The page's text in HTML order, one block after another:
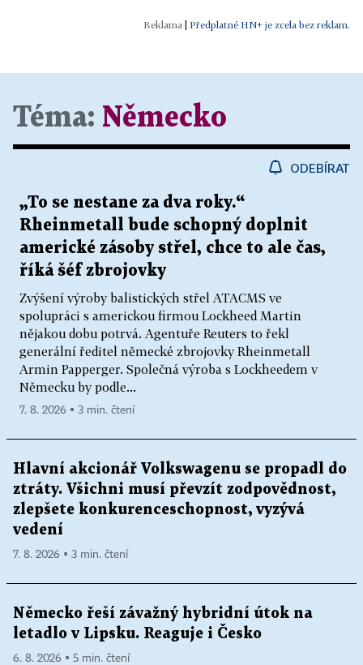
Předplatné HN+ je zcela bez reklam.
Téma: Německo
ODEBÍRAT
„To se nestane za dva roky.“
Rheinmetall bude schopný doplnit
americké zásoby střel, chce to ale čas,
říká šéf zbrojovky
Zvýšení výroby balistických střel ATACMS ve
spolupráci s americkou firmou Lockheed Martin
nějakou dobu potrvá. Agentuře Reuters to řekl
generální ředitel německé zbrojovky Rheinmetall
Armin Papperger. Společná výroba s Lockheedem v
Německu by podle...
7. 8. 2026 ▪ 3 min. čtení
Hlavní akcionář Volkswagenu se propadl do
ztráty. Všichni musí převzít zodpovědnost,
zlepšete konkurenceschopnost, vyzývá
vedení
7. 8. 2026 ▪ 3 min. čtení
Německo řeší závažný hybridní útok na
letadlo v Lipsku. Reaguje i Česko
6. 8. 2026 ▪ 5 min. čtení